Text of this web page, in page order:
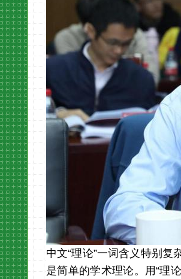
中文“理论”一词含义特别
是简单的学术理论。用“理